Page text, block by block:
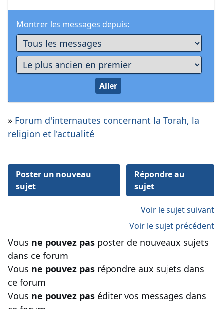
Montrer les messages depuis:
» Forum d'internautes concernant la Torah, la
religion et l'actualité
Poster un nouveau
sujet
Répondre au
sujet
Voir le sujet suivant
Voir le sujet précédent
Vous ne pouvez pas poster de nouveaux sujets
dans ce forum
Vous ne pouvez pas répondre aux sujets dans
ce forum
Vous ne pouvez pas éditer vos messages dans